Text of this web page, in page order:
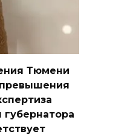
Тюмени
губернатора